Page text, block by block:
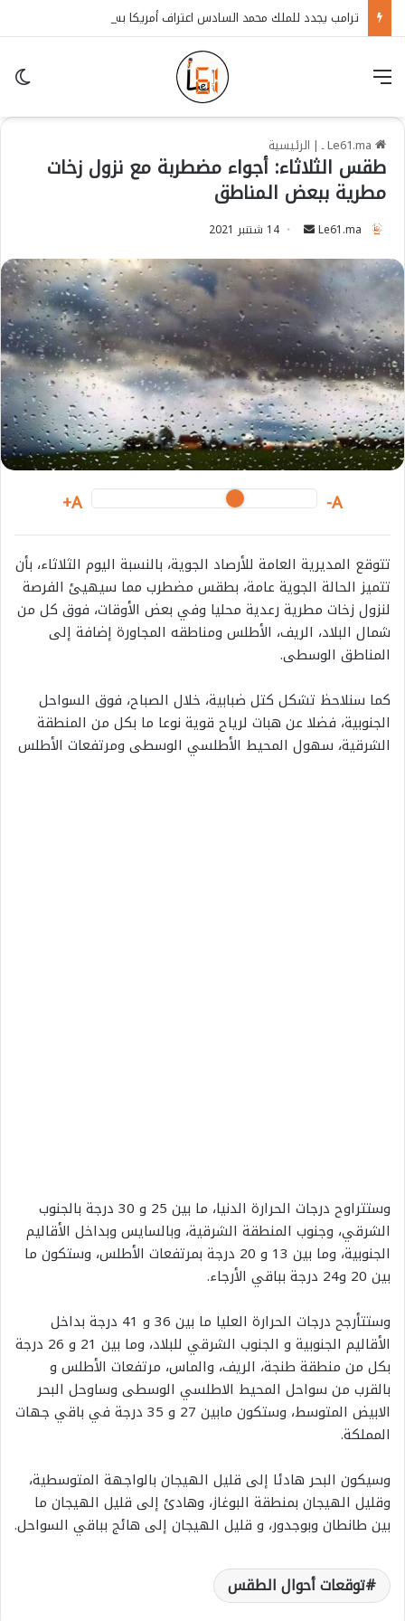
| الرئيسية
طقس الثلاثاء: أجواء مضطربة مع نزول زخات
مطرية ببعض المناطق
Le61.ma
n
d
n
e
m
a
i
l
14 شتنبر 2021
A-
A+
تتوقع المديرية العامة للأرصاد الجوية، بالنسبة اليوم الثلاثاء، بأن
تتميز الحالة الجوية عامة، بطقس مضطرب مما سيهيئ الفرصة
لنزول زخات مطرية رعدية محليا وفي بعض الأوقات، فوق كل من
شمال البلاد، الريف، الأطلس ومناطقه المجاورة إضافة إلى
المناطق الوسطى.
كما سنلاحظ تشكل كتل ضبابية، خلال الصباح، فوق السواحل
الجنوبية، فضلا عن هبات لرياح قوية نوعا ما بكل من المنطقة
الشرقية، سهول المحيط الأطلسي الوسطى ومرتفعات الأطلس
وستتراوح درجات الحرارة الدنيا، ما بين 25 و 30 درجة بالجنوب
الشرقي، وجنوب المنطقة الشرقية، وبالسايس وبداخل الأقاليم
الجنوبية، وما بين 13 و 20 درجة بمرتفعات الأطلس، وستكون ما
بين 20 و24 درجة بباقي الأرجاء.
وستتأرجح درجات الحرارة العليا ما بين 36 و 41 درجة بداخل
الأقاليم الجنوبية و الجنوب الشرقي للبلاد، وما بين 21 و 26 درجة
بكل من منطقة طنجة، الريف، والماس، مرتفعات الأطلس و
بالقرب من سواحل المحيط الاطلسي الوسطى وساوحل البحر
الابيض المتوسط، وستكون مابين 27 و 35 درجة في باقي جهات
المملكة.
وسيكون البحر هادئا إلى قليل الهيجان بالواجهة المتوسطية،
وقليل الهيجان بمنطقة البوغاز، وهادئ إلى قليل الهيجان ما
بين طانطان وبوجدور، و قليل الهيجان إلى هائج بباقي السواحل.
توقعات أحوال الطقس